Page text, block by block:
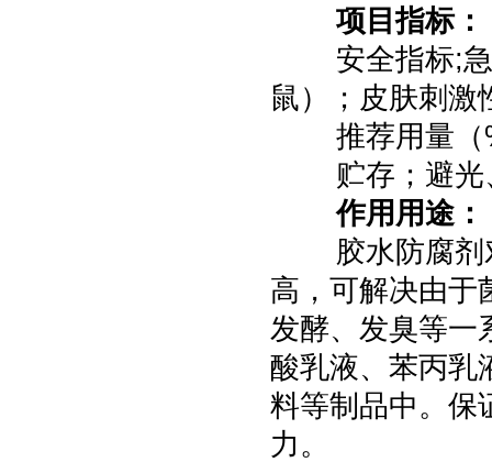
项目指标：
安全指标;
鼠）；皮肤刺激
推荐用量
贮存；避
作用用途：
胶水防腐
高，可解决由于
发酵、发臭等一
酸乳液、苯丙乳
料等制品中。保
力。